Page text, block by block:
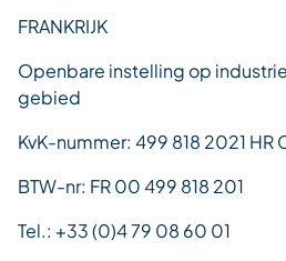
FRANKRIJK
Openbare instelling op
gebied
KvK-nummer: 499 818 2021 HR
BTW-nr: FR 00 499 818 201
Tel.: +33 (0)4 79 08 60 01